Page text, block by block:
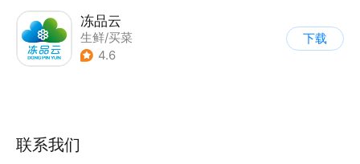
冻品云
生鲜/买菜
4.6
下载
联系我们